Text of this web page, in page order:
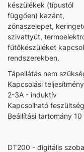
készülékek (típustól
függően) kazánt,
zónaszelepet,
szivattyút,
fűtőkészüléket
rendszerekben.
Tápellátás nem
Kapcsolási
2-3A - induktív
Kapcsolható
Beállítási tartomány 10
DT200 - digitális